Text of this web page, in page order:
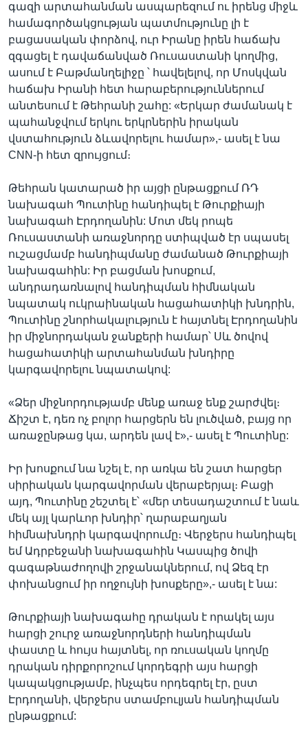
գազի արտահանման ասպարեզում ու իրենց միջև
համագործակցության պատմությունը լի է
բացասական փորձով, ուր Իրանը իրեն հաճախ
զգացել է դավաճանված Ռուսաստանի կողմից,
ասում է Բաթմանղելիջը ՝ հավելելով, որ Մոսկվան
հաճախ Իրանի հետ հարաբերություններում
անտեսում է Թեհրանի շահը: «Երկար ժամանակ է
պահանջվում երկու երկրներին իրական
վստահություն ձևավորելու համար»,- ասել է նա
CNN-ի հետ զրույցում։
Թեհրան կատարած իր այցի ընթացքում ՌԴ
նախագահ Պուտինը հանդիպել է Թուրքիայի
նախագահ Էրդողանին: Մոտ մեկ րոպե
Ռուսաստանի առաջնորդը ստիպված էր սպասել
ուշացմամբ հանդիպմանը ժամանած Թուրքիայի
նախագահին: Իր բացման խոսքում,
անդրադառնալով հանդիպման հիմնական
նպատակ ուկրաինական հացահատիկի խնդրին,
Պուտինը շնորհակալություն է հայտնել Էրդողանին
իր միջնորդական ջանքերի համար՝ Սև ծովով
հացահատիկի արտահանման խնդիրը
կարգավորելու նպատակով:
«Ձեր միջնորդությամբ մենք առաջ ենք շարժվել։
Ճիշտ է, դեռ ոչ բոլոր հարցերն են լուծված, բայց որ
առաջընթաց կա, արդեն լավ է»,- ասել է Պուտինը:
Իր խոսքում նա նշել է, որ առկա են շատ հարցեր
սիրիական կարգավորման վերաբերյալ։ Բացի
այդ, Պուտինը շեշտել է՝ «մեր տեսադաշտում է նաև
մեկ այլ կարևոր խնդիր՝ ղարաբաղյան
հիմնախնդրի կարգավորումը։ Վերջերս հանդիպել
եմ Ադրբեջանի նախագահին Կասպից ծովի
գագաթնաժողովի շրջանակներում, ով Ձեզ էր
փոխանցում իր ողջույնի խոսքերը»,- ասել է նա:
Թուրքիայի նախագահը դրական է որակել այս
հարցի շուրջ առաջնորդների հանդիպման
փաստը և հույս հայտնել, որ ռուսական կողմը
դրական դիրքորոշում կորդեգրի այս հարցի
կապակցությամբ, ինչպես որդեգրել էր, ըստ
Էրդողանի, վերջերս ստամբուլյան հանդիպման
ընթացքում: